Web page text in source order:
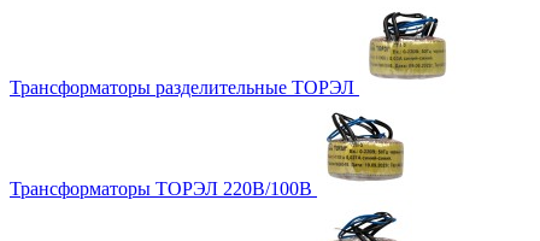
Трансформаторы разделительные ТОРЭЛ
Трансформаторы ТОРЭЛ 220В/100В